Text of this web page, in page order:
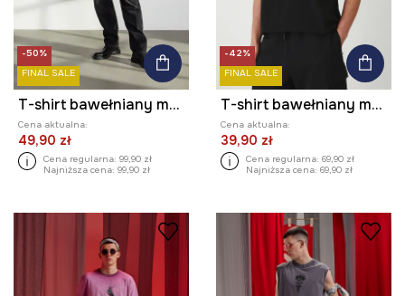
-50%
FINAL SALE
T-shirt bawełniany męski z elastanem z kolekcji Tajemniczy Świat Medicine
Cena aktualna:
49,90 zł
Cena regularna: 99,90 zł
Najniższa cena: 99,90 zł
-42%
FINAL SALE
T-shirt bawełniany męski bez rękawów z nadrukiem
Cena aktualna:
39,90 zł
Cena regularna: 69,90 zł
Najniższa cena: 69,90 zł